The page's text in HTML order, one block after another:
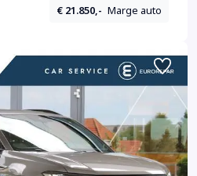
€ 21.850,- Marge auto